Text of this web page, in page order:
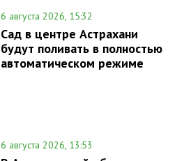
6 августа 2026, 15:32
Сад в центре Астрахани
будут поливать в полностью
автоматическом режиме
6 августа 2026, 13:53